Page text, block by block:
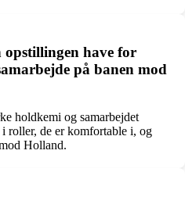
have for
på banen mod
holdkemi og samarbejdet
roller, de er komfortable i, og
Holland.